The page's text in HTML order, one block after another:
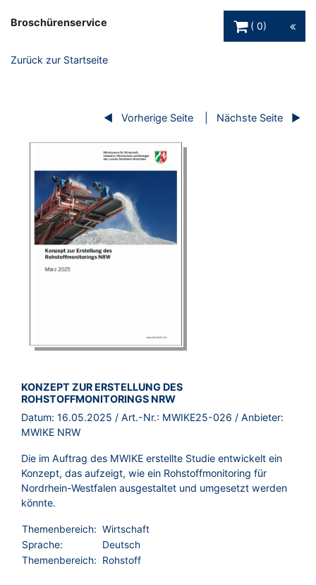
Broschürenservice
0
Zurück zur Startseite
Vorherige Seite Nächste Seite
BROSCHÜRE:
KONZEPT ZUR ERSTELLUNG DES
ROHSTOFFMONITORINGS NRW
Datum: 16.05.2025 / Art.-Nr.: MWIKE25-026 / Anbieter:
MWIKE NRW
Die im Auftrag des MWIKE erstellte Studie entwickelt ein
Konzept, das aufzeigt, wie ein Rohstoffmonitoring für
Nordrhein-Westfalen ausgestaltet und umgesetzt werden
könnte.
Themenbereich: Wirtschaft
Sprache:
Deutsch
Themenbereich:
Rohstoff